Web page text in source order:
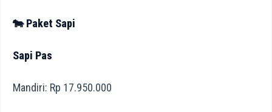
🐄 Paket Sapi
Sapi Pas
Mandiri: Rp 17.950.000